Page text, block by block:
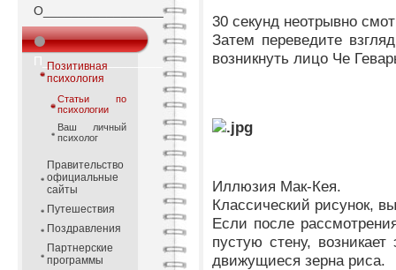
О_________________
⚫
П_________________
Позитивная
психология
Статьи по
психологии
Ваш личный
психолог
Правительство
официальные
сайты
Путешествия
Поздравления
Партнерские
программы
30 секунд неотрывно
Затем переведите
возникнуть лицо Че
Иллюзия Мак-Кея.
Классический рисунок,
Если после
пустую стену,
движущиеся зерна риса.